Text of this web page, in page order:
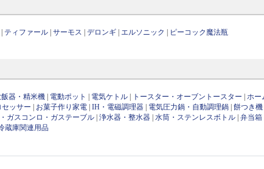
ティファール |サーモス |デロンギ エルソニック ピーコック魔法瓶
飯器・精米機 電動ポット 電気ケトル トースター・オーブントースター |ホー
ッサー お菓子作り家電 |IH・電磁調理器 電気圧力鍋・自動調理鍋 |餅つき機
ガスコンロ・ガステーブル |浄水器・整水器 |水筒・ステンレスボトル |弁当箱
蔵庫関連用品